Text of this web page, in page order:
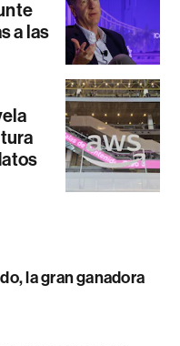
a las
la gran ganadora